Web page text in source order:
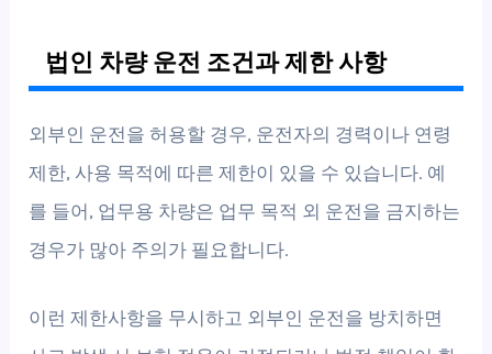
법인 차량 운전 조건과 제한 사항
외부인 운전을 허용할 경우, 운전자의 경력이나 연령
제한, 사용 목적에 따른 제한이 있을 수 있습니다. 예
를 들어, 업무용 차량은 업무 목적 외 운전을 금지하는
경우가 많아 주의가 필요합니다.
이런 제한사항을 무시하고 외부인 운전을 방치하면